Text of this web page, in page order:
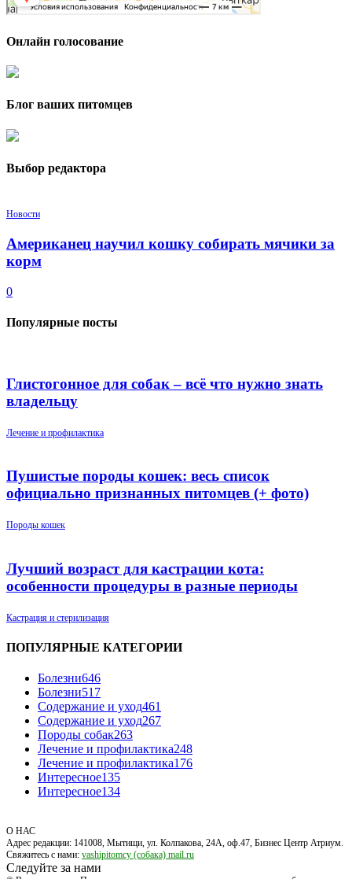
Онлайн голосование
Блог ваших питомцев
Выбор редактора
Новости
Американец научил кошку собирать мячики за
корм
0
Популярные посты
Глистогонное для собак – всё что нужно знать
владельцу
Лечение и профилактика
Пушистые породы кошек: весь список
официально признанных питомцев (+ фото)
Породы кошек
Лучший возраст для кастрации кота:
особенности процедуры в разные периоды
Кастрация и стерилизация
ПОПУЛЯРНЫЕ КАТЕГОРИИ
Болезни646
Болезни517
Содержание и уход461
Содержание и уход267
Породы собак263
Лечение и профилактика248
Лечение и профилактика176
Интересное135
Интересное134
О НАС
Адрес редакции: 141008, Мытищи, ул. Колпакова, 24А, оф.47, Бизнес Центр Атриум.
Свяжитесь с нами: vashipitomcy (собака) mail.ru
Следуйте за нами